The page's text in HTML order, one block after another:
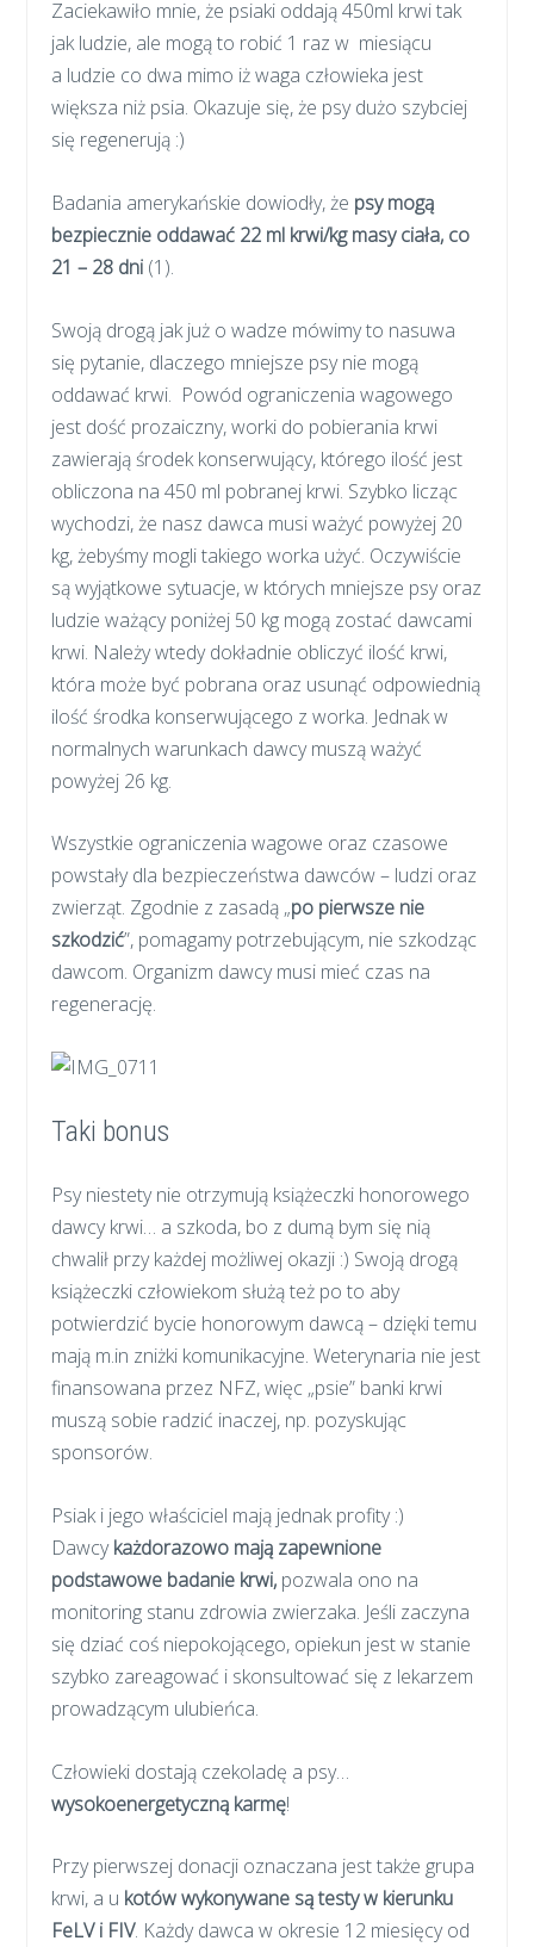
Zaciekawiło mnie, że psiaki oddają 450ml krwi tak
jak ludzie, ale mogą to robić 1 raz w miesiącu
a ludzie co dwa mimo iż waga człowieka jest
większa niż psia. Okazuje się, że psy dużo szybciej
się regenerują :)
Badania amerykańskie dowiodły, że psy mogą
bezpiecznie oddawać 22 ml krwi/kg masy ciała, co
21 – 28 dni (1).
Swoją drogą jak już o wadze mówimy to nasuwa
się pytanie, dlaczego mniejsze psy nie mogą
oddawać krwi. Powód ograniczenia wagowego
jest dość prozaiczny, worki do pobierania krwi
zawierają środek konserwujący, którego ilość jest
obliczona na 450 ml pobranej krwi. Szybko licząc
wychodzi, że nasz dawca musi ważyć powyżej 20
kg, żebyśmy mogli takiego worka użyć. Oczywiście
są wyjątkowe sytuacje, w których mniejsze psy oraz
ludzie ważący poniżej 50 kg mogą zostać dawcami
krwi. Należy wtedy dokładnie obliczyć ilość krwi,
która może być pobrana oraz usunąć odpowiednią
ilość środka konserwującego z worka. Jednak w
normalnych warunkach dawcy muszą ważyć
powyżej 26 kg.
Wszystkie ograniczenia wagowe oraz czasowe
powstały dla bezpieczeństwa dawców – ludzi oraz
zwierząt. Zgodnie z zasadą „po pierwsze nie
szkodzić”, pomagamy potrzebującym, nie szkodząc
dawcom. Organizm dawcy musi mieć czas na
regenerację.
Taki bonus
Psy niestety nie otrzymują książeczki honorowego
dawcy krwi… a szkoda, bo z dumą bym się nią
chwalił przy każdej możliwej okazji :) Swoją drogą
książeczki człowiekom służą też po to aby
potwierdzić bycie honorowym dawcą – dzięki temu
mają m.in zniżki komunikacyjne. Weterynaria nie jest
finansowana przez NFZ, więc „psie” banki krwi
muszą sobie radzić inaczej, np. pozyskując
sponsorów.
Psiak i jego właściciel mają jednak profity :)
Dawcykażdorazowo mają zapewnione
podstawowe badanie krwi, pozwala ono na
monitoring stanu zdrowia zwierzaka. Jeśli zaczyna
się dziać coś niepokojącego, opiekun jest w stanie
szybko zareagować i skonsultować się z lekarzem
prowadzącym ulubieńca.
Człowieki dostają czekoladę a psy…
wysokoenergetyczną karmę!
Przy pierwszej donacji oznaczana jest także grupa
krwi, a u kotów wykonywane są testy w kierunku
FeLV i FIV. Każdy dawca w okresie 12 miesięcy od